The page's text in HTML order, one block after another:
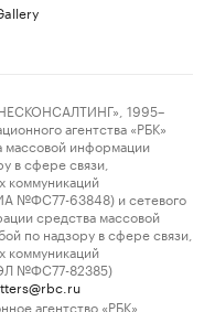
1995–
агентства «РБК»
массовой информации
в сфере связи,
коммуникаций
№ФС77-63848) и сетевого
средства массовой
по надзору в сфере связи,
коммуникаций
№ФС77-82385)
агентство «РБК».